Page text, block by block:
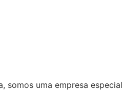
somos uma empresa